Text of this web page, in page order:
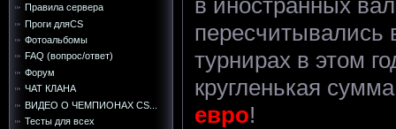
Правила сервера
Проги дляCS
Фотоальбомы
FAQ (вопрос/ответ)
Форум
ЧАТ КЛАНА
ВИДЕО О ЧЕМПИОНАХ CS...
Тесты для всех
пересчитывались
турнирах в этом
кругленькая
евро!